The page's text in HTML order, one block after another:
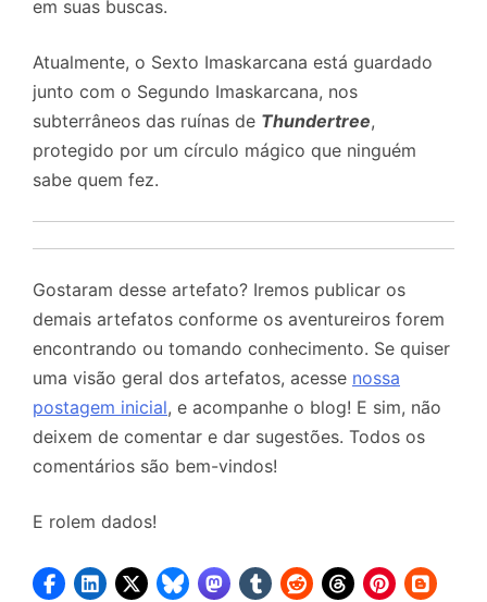
em suas buscas.
Atualmente, o Sexto Imaskarcana está guardado
junto com o Segundo Imaskarcana, nos
subterrâneos das ruínas de Thundertree,
protegido por um círculo mágico que ninguém
sabe quem fez.
Gostaram desse artefato? Iremos publicar os
demais artefatos conforme os aventureiros forem
encontrando ou tomando conhecimento. Se quiser
uma visão geral dos artefatos, acesse nossa
postagem inicial, e acompanhe o blog! E sim, não
deixem de comentar e dar sugestões. Todos os
comentários são bem-vindos!
E rolem dados!